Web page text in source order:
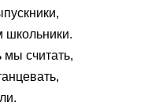
школьники.
мы считать,